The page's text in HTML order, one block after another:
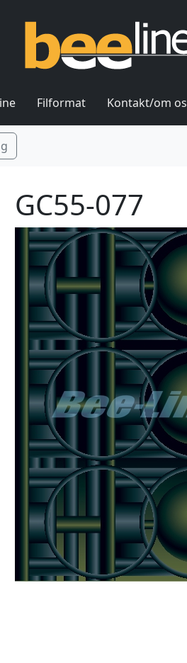
Filformat Kontakt/om os
GC55-077